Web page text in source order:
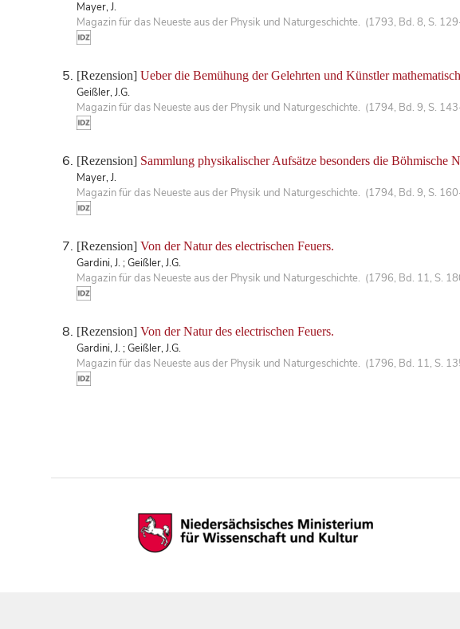
Mayer, J.
Magazin für das Neueste aus der Physik und Naturgeschichte. (1793, Bd. 8, S.
[Rezension] Ueber die Bemühung der Gelehrten und Künstler
Geißler, J.G.
Magazin für das Neueste aus der Physik und Naturgeschichte. (1794, Bd. 9, S.
[Rezension] Sammlung physikalischer Aufsätze besonders die Böhmische
Mayer, J.
Magazin für das Neueste aus der Physik und Naturgeschichte. (1794, Bd. 9, S.
[Rezension] Von der Natur des electrischen Feuers.
Gardini, J. ; Geißler, J.G.
Magazin für das Neueste aus der Physik und Naturgeschichte. (1796, Bd. 11, S.
[Rezension] Von der Natur des electrischen Feuers.
Gardini, J. ; Geißler, J.G.
Magazin für das Neueste aus der Physik und Naturgeschichte. (1796, Bd. 11, S.